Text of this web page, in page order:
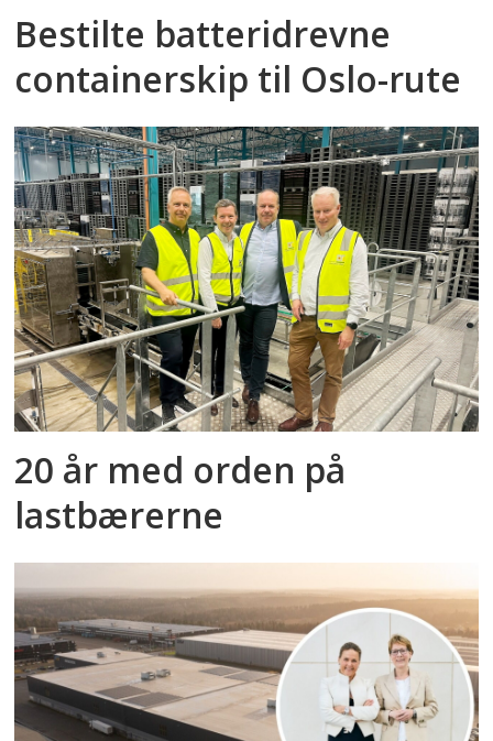
Bestilte batteridrevne
containerskip til Oslo-rute
20 år med orden på
lastbærerne